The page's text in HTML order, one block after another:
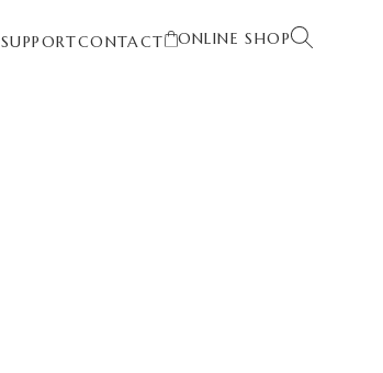
SUPPORTCONTACT ONLINE SHOP